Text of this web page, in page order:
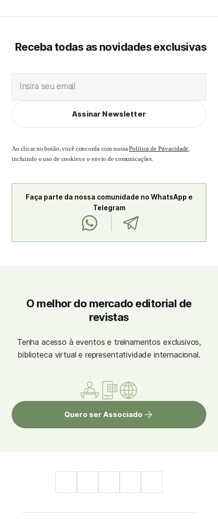
Receba todas as novidades exclusivas
Insira seu email
Assinar Newsletter
Ao clicar no botão, você concorda com nossaPolítica de Privacidade,
incluindo o uso de cookies e o envio de comunicações.
Faça parte da nossa comunidade no WhatsApp e
Telegram
O melhor do mercado editorial de
revistas
Tenha acesso à eventos e treinamentos exclusivos,
biblioteca virtual e representatividade internacional.
Quero ser Associado